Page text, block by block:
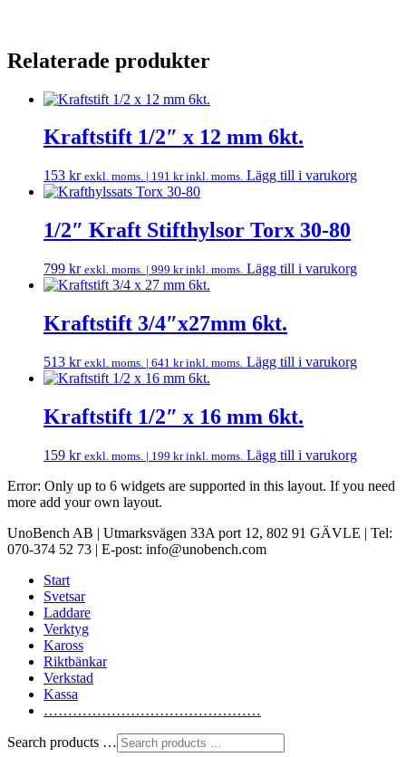
Relaterade produkter
Kraftstift 1/2″ x 12 mm 6kt.
153 kr exkl. moms. | 191 krinkl. moms. Lägg till i varukorg
1/2″ Kraft Stifthylsor Torx 30-80
799 kr exkl. moms. | 999 krinkl. moms. Lägg till i varukorg
Kraftstift 3/4″x27mm 6kt.
513 kr exkl. moms. | 641 krinkl. moms. Lägg till i varukorg
Kraftstift 1/2″ x 16 mm 6kt.
159 kr exkl. moms. | 199 krinkl. moms. Lägg till i varukorg
Error: Only up to 6 widgets are supported in this layout. If you need
more add your own layout.
UnoBench AB | Utmarksvägen 33A port 12, 802 91 GÄVLE | Tel:
070-374 52 73 | E-post: info@unobench.com
Start
Svetsar
Laddare
Verktyg
Kaross
Riktbänkar
Verkstad
Kassa
………………………………………
Search products …